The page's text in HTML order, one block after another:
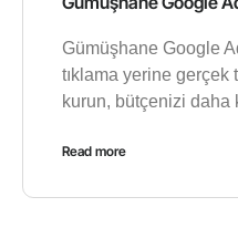
Gümüşhane Google
tıklama yerine
kurun, bütçenizi daha
Read more